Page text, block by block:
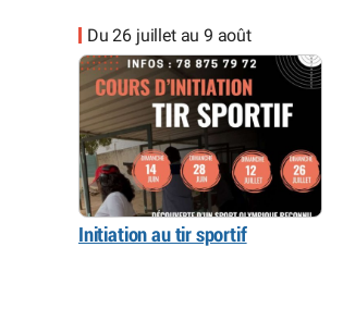
Du 26 juillet au 9 août
Initiation au tir sportif